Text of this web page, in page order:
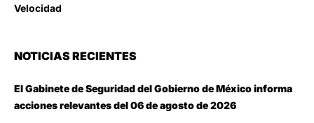
Velocidad
NOTICIAS RECIENTES
El Gabinete de Seguridad del Gobierno de México informa
acciones relevantes del 06 de agosto de 2026